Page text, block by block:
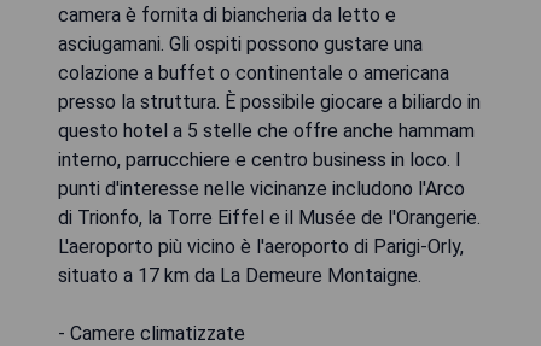
camera è fornita di biancheria da letto e
asciugamani. Gli ospiti possono gustare una
colazione a buffet o continentale o americana
presso la struttura. È possibile giocare a biliardo in
questo hotel a 5 stelle che offre anche hammam
interno, parrucchiere e centro business in loco. I
punti d'interesse nelle vicinanze includono l'Arco
di Trionfo, la Torre Eiffel e il Musée de l'Orangerie.
L'aeroporto più vicino è l'aeroporto di Parigi-Orly,
situato a 17 km da La Demeure Montaigne.
- Camere climatizzate